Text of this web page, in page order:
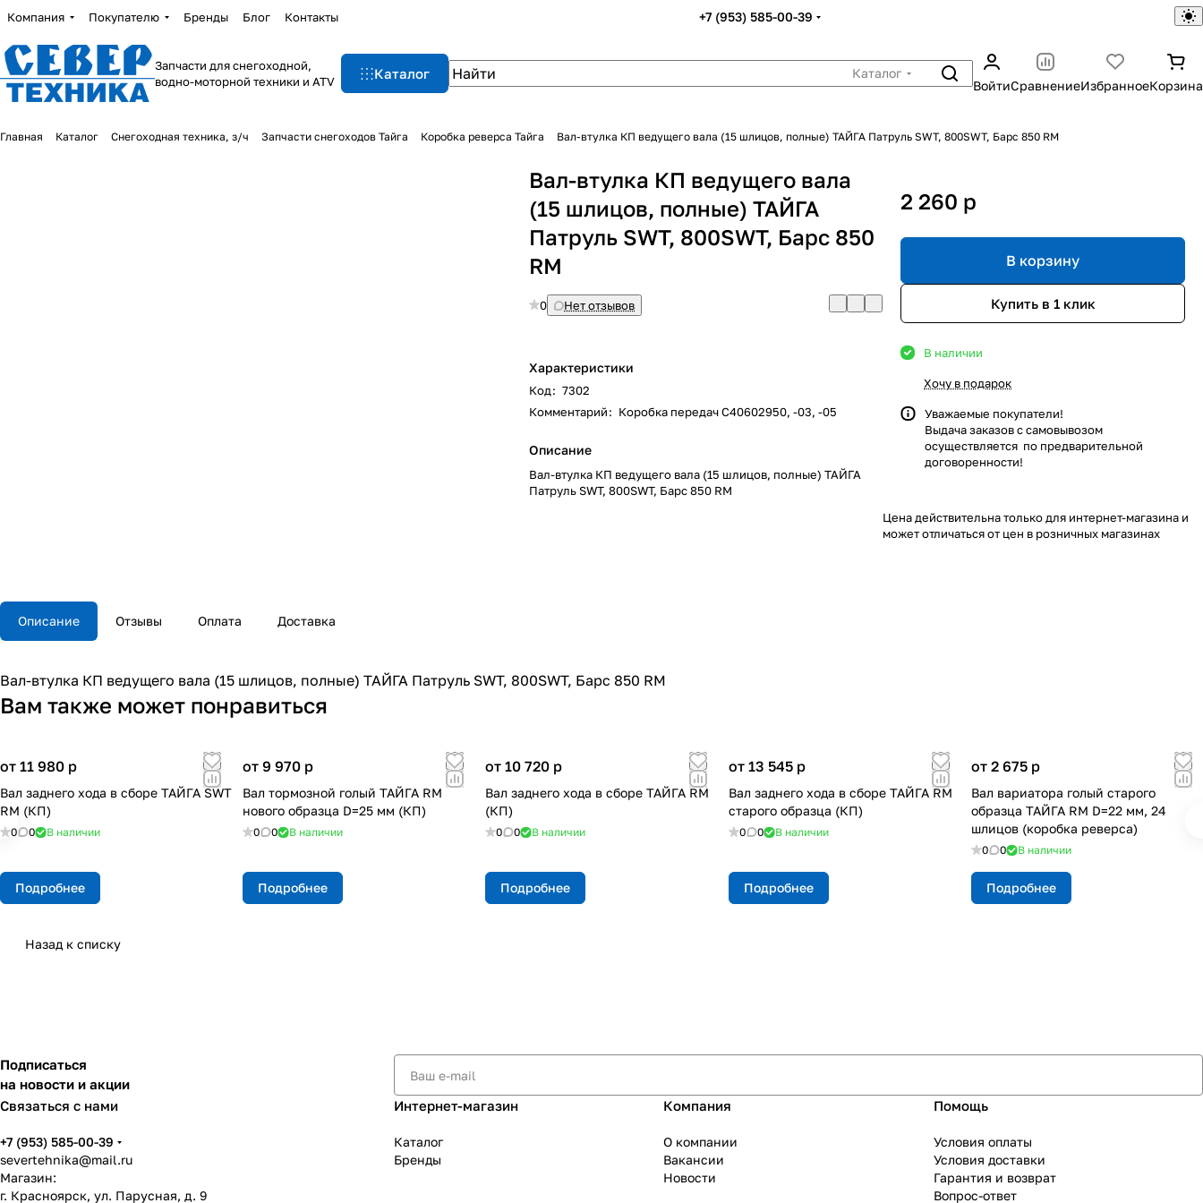
Компания Покупателю Бренды Блог Контакты +7 (953) 585-00-39
Запчасти для снегоходной,
водно-моторной техники и ATV
Каталог
Каталог
ВойтиСравнениеИзбранноеКорзина
Главная Каталог Снегоходная техника, з/ч Запчасти снегоходов Тайга Коробка реверса Тайга Вал-втулка КП ведущего вала (15 шлицов, полные) ТАЙГА Патруль SWT, 800SWT, Барс 850 RM
Вал-втулка КП ведущего вала
(15 шлицов, полные) ТАЙГА
Патруль SWT, 800SWT, Барс 850
RM
0 Нет отзывов
Характеристики
Код: 7302
Комментарий: Коробка передач С40602950, -03, -05
Описание
Вал-втулка КП ведущего вала (15 шлицов, полные) ТАЙГА
Патруль SWT, 800SWT, Барс 850 RM
2 260 p
В корзину
Купить в 1 клик
В наличии
Хочу в подарок
Уважаемые покупатели!
Выдача заказов с самовывозом
осуществляется по предварительной
договоренности!
Цена действительна только для интернет-магазина и
может отличаться от цен в розничных магазинах
Описание Отзывы Оплата Доставка
Вал-втулка КП ведущего вала (15 шлицов, полные) ТАЙГА Патруль SWT, 800SWT, Барс 850 RM
Вам также может понравиться
от 11 980 p
Вал заднего хода в сборе ТАЙГА SWT
RM (КП)
0 0 В наличии
Подробнее
от 9 970 p
Вал тормозной голый ТАЙГА RM
нового образца D=25 мм (КП)
0 0 В наличии
Подробнее
от 10 720 p
Вал заднего хода в сборе ТАЙГА RM
(КП)
0 0 В наличии
Подробнее
от 13 545 p
Вал заднего хода в сборе ТАЙГА RM
старого образца (КП)
0 0 В наличии
Подробнее
от 2 675 p
Вал вариатора голый старого
образца ТАЙГА RM D=22 мм, 24
шлицов (коробка реверса)
0 0 В наличии
Подробнее
Назад к списку
Подписаться
на новости и акции
Связаться с нами
+7 (953) 585-00-39
severtehnika@mail.ru
Магазин:
г. Красноярск, ул. Парусная, д. 9
Интернет-магазин
Каталог
Бренды
Компания
О компании
Вакансии
Новости
Помощь
Условия оплаты
Условия доставки
Гарантия и возврат
Вопрос-ответ